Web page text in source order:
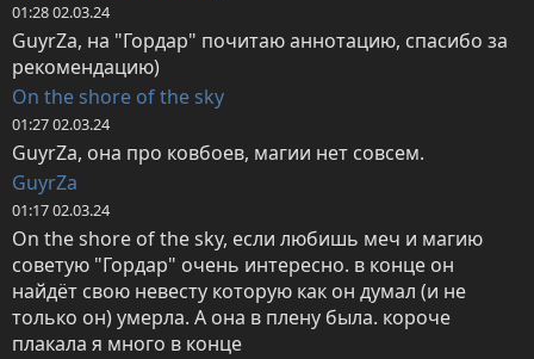
01:28 02.03.24
GuyrZa, на "Гордар" почитаю аннотацию, спасибо за
рекомендацию)
On the shore of the sky
01:27 02.03.24
GuyrZa, она про ковбоев, магии нет совсем.
GuyrZa
01:17 02.03.24
On the shore of the sky, если любишь меч и магию
советую "Гордар" очень интересно. в конце он
найдёт свою невесту которую как он думал (и не
только он) умерла. А она в плену была. короче
плакала я много в конце